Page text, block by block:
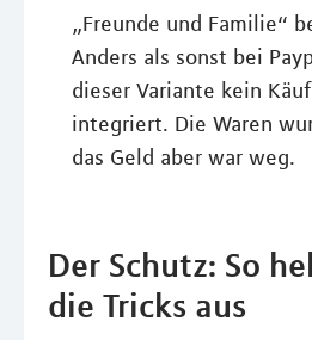
„Freunde und Familie“
Anders als sonst bei
dieser Variante kein
integriert. Die Waren
das Geld aber war weg.
Der Schutz: So
die Tricks aus